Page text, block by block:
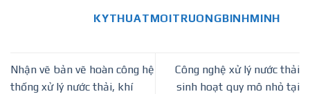
KYTHUATMOITRUONGBINHMINH
Nhận vẽ bản vẽ hoàn công hệ
thống xử lý nước thải, khí
Công nghệ xử lý nước thải
sinh hoạt quy mô nhỏ tại